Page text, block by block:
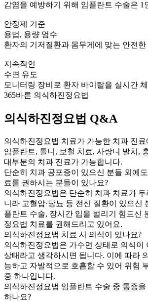
감염을 예방하기 위해 임플란트 수술은 1
안정제 기준
용법, 용량 엄수
환자의 기저질환과 몸무게에 맞는 안전한
지속적인
수면 유도
모니터링 장비로 환자 바이탈을 실시간
365바른 의식하진정요법
의식하진정요법 Q&A
의식하진정요법 치료가 가능한 치과 진
임플란트, 틀니, 보철 치료, 사랑니 발치,
대부분의 치과 진료가 가능합니다.
단순히 치과 공포증이 있으신 분들 외에
료를 권하시는 분들이 있나요?
의식하진정요법은 단순히 치과 치료가
니라 고혈압·당뇨 등 전신 질환이 있으신
플란트 수술, 장시간 입을 벌리기 힘드신
정요법 치료를 권해드리고 있어요.
의식하진정요법 치료 시 의식이 있나요?
의식하진정요법은 가수면 상태로 의식이
상태라고 생각하시면 됩니다. 이에 따라
능하고 자발적으로 호흡할 수 있어 위험
중 하나입니다.
의식하진정요법 임플란트 수술 중 통증을
하나요?